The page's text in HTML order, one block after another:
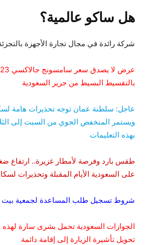
هل ساكو عالمية؟
شركة رائدة في مجال تجارة الأجهزة
بالتقسيط البسيط من جرير السعودية
عاجل: سلطنة عمان توجه تحذيرات هامة
ويستمر المنخفض الجوي من السبت إلى
بهذه التعليمات
طقس بارد وفرصة لأمطار غزيرة.. ارتفاع
على السعودية الأيام المقبلة وتحذيرات
شروط تسجيل طلب المساعدة لجمعية بيت
الجوازات السعودية تحمل بشرى سارة لهذه
تحويل تأشيرة الزيارة إلى إقامة دائمة